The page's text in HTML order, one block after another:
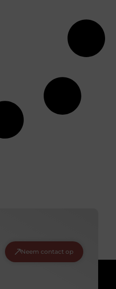
Neem contact op